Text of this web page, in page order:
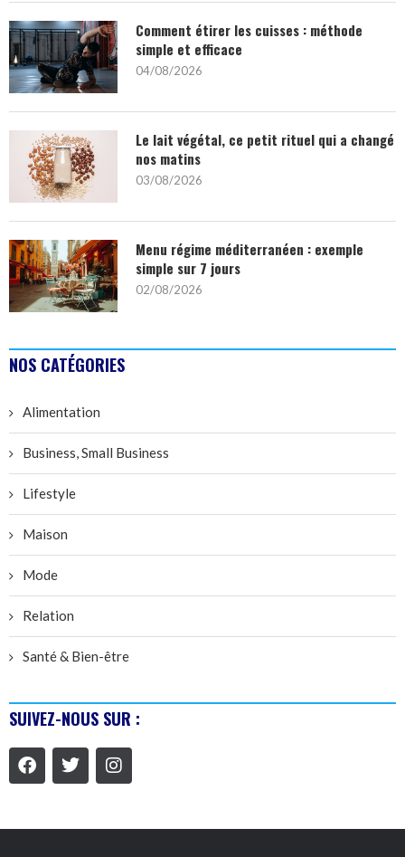
Comment étirer les cuisses : méthode
simple et efficace
04/08/2026
Le lait végétal, ce petit rituel qui a changé
nos matins
03/08/2026
Menu régime méditerranéen : exemple
simple sur 7 jours
02/08/2026
NOS CATÉGORIES
Alimentation
Business, Small Business
Lifestyle
Maison
Mode
Relation
Santé & Bien-être
SUIVEZ-NOUS SUR :